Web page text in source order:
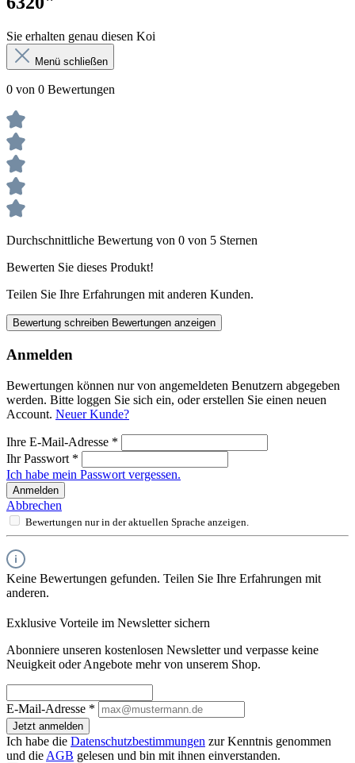
Sie erhalten genau diesen Koi
Menü schließen
0 von 0 Bewertungen
Durchschnittliche Bewertung von 0 von 5 Sternen
Bewerten Sie dieses Produkt!
Teilen Sie Ihre Erfahrungen mit anderen Kunden.
Bewertung schreiben Bewertungen anzeigen
Anmelden
Bewertungen können nur von angemeldeten Benutzern abgegeben
werden. Bitte loggen Sie sich ein, oder erstellen Sie einen neuen
Account. Neuer Kunde?
Ihre E-Mail-Adresse *
Ihr Passwort *
Ich habe mein Passwort vergessen.
Anmelden
Abbrechen
Bewertungen nur in der aktuellen Sprache anzeigen.
Keine Bewertungen gefunden. Teilen Sie Ihre Erfahrungen mit
anderen.
Exklusive Vorteile im Newsletter sichern
Abonniere unseren kostenlosen Newsletter und verpasse keine
Neuigkeit oder Angebote mehr von unserem Shop.
E-Mail-Adresse *
Jetzt anmelden
Ich habe die Datenschutzbestimmungen zur Kenntnis genommen
und die AGB gelesen und bin mit ihnen einverstanden.